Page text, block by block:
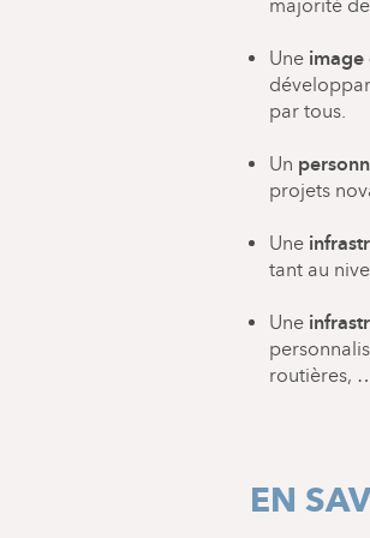
Pôle
Pôle
Pôle
majorité
Une
par tous.
Un
projets
Une
tant au
Une
routières,
EN